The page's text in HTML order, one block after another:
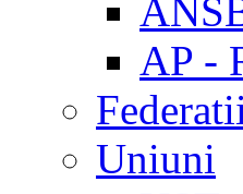
AP -
Uniuni